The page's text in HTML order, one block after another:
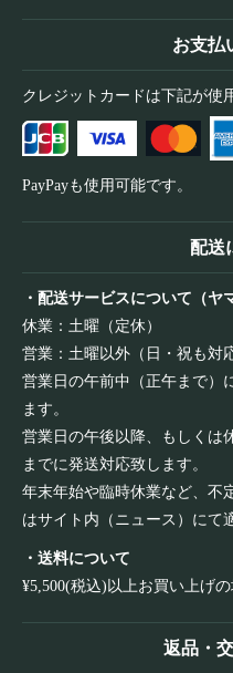
お支払
クレジットカードは下記が使
PayPayも使用可能です。
配送
・配送サービスについて（ヤ
休業：土曜（定休）
営業：土曜以外（日・祝も対
営業日の午前中（正午まで）
ます。
営業日の午後以降、もしくは
までに発送対応致します。
年末年始や臨時休業など、不
はサイト内（ニュース）にて
・送料について
¥5,500(税込)以上お買い上げ
返品・